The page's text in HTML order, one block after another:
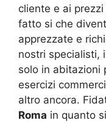
cliente e ai
fatto si che
apprezzate e
nostri specialisti,
solo in abitazioni
esercizi
altro ancora.
Roma in quanto